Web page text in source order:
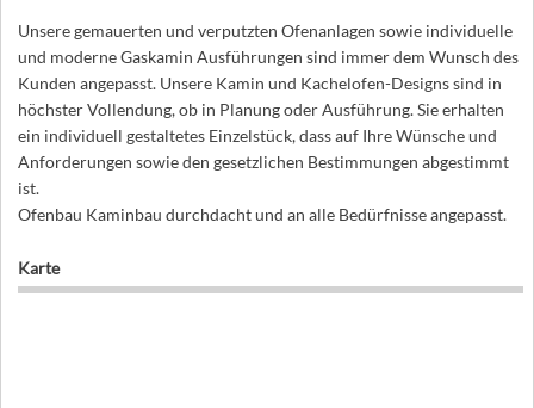
Unsere gemauerten und verputzten Ofenanlagen sowie individuelle
und moderne Gaskamin Ausführungen sind immer dem Wunsch des
Kunden angepasst. Unsere Kamin und Kachelofen-Designs sind in
höchster Vollendung, ob in Planung oder Ausführung. Sie erhalten
ein individuell gestaltetes Einzelstück, dass auf Ihre Wünsche und
Anforderungen sowie den gesetzlichen Bestimmungen abgestimmt
ist.
Ofenbau Kaminbau durchdacht und an alle Bedürfnisse angepasst.
Karte